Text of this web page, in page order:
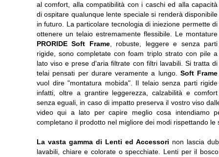
al comfort, alla compatibilità con i caschi ed alla capacità
di ospitare qualunque lente speciale si renderà disponibile
in futuro. La particolare tecnologia di iniezione permette di
ottenere un telaio estremamente flessibile. Le montature
PRORIDE Soft Frame, robuste, leggere e senza parti
rigide, sono completate con foam triplo strato con pile a
lato viso e prese d'aria filtrate con filtri lavabili. Si tratta di
telai pensati per durare veramente a lungo. Soft Frame
vuol dire "montatura mobida". Il telaio senza parti rigide
infatti, oltre a grantire leggerezza, calzabilità e comfort
senza eguali, in caso di impatto preserva il vostro viso
video qui a lato per capire meglio cosa intendiamo
completano il prodotto nel migliore dei modi rispettando
La vasta gamma di Lenti ed Accessori non lascia
lavabili, chiare e colorate o specchiate. Lenti per il